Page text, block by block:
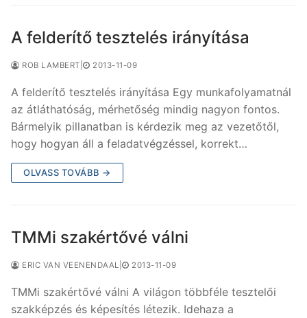
A felderítő tesztelés irányítása
ROB LAMBERT 2013-11-09
A felderítő tesztelés irányítása Egy munkafolyamatnál
az átláthatóság, mérhetőség mindig nagyon fontos.
Bármelyik pillanatban is kérdezik meg az vezetőtől,
hogy hogyan áll a feladatvégzéssel, korrekt…
OLVASS TOVÁBB →
TMMi szakértővé válni
ERIC VAN VEENENDAAL 2013-11-09
TMMi szakértővé válni A világon többféle tesztelői
szakképzés és képesítés létezik. Idehaza a